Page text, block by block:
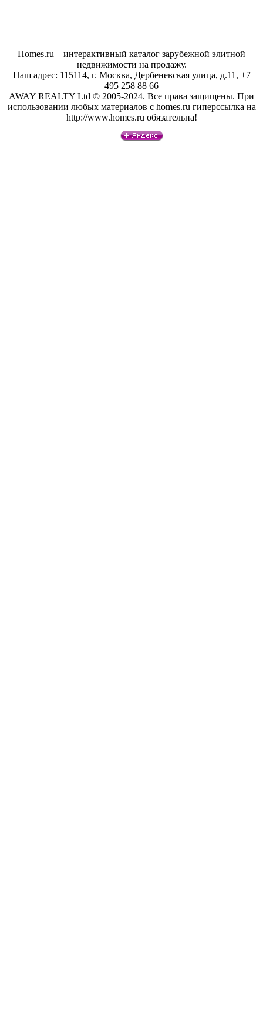
Homes.ru – интерактивный каталог зарубежной элитной
недвижимости на продажу.
Наш адрес: 115114, г. Москва, Дербеневская улица, д.11, +7
495 258 88 66
AWAY REALTY Ltd © 2005-2024. Все права защищены. При
использовании любых материалов с homes.ru гиперссылка на
http://www.homes.ru обязательна!